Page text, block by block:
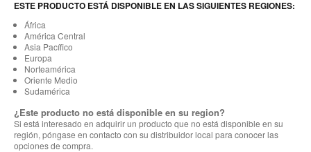
ESTE PRODUCTO ESTÁ DISPONIBLE EN LAS SIGUIENTES REGIONES:
África
América Central
Asia Pacífico
Europa
Norteamérica
Oriente Medio
Sudamérica
¿Este producto no está disponible en su region?
Si está interesado en adquirir un producto que no está disponible en su
región, póngase en contacto con su distribuidor local para conocer las
opciones de compra.